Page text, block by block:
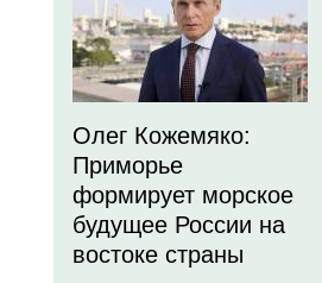
Олег Кожемяко:
Приморье
формирует морское
будущее России на
востоке страны